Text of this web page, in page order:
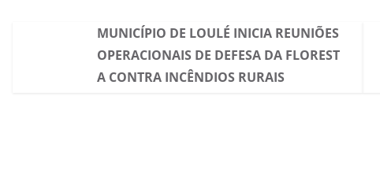
MUNICÍPIO DE LOULÉ INICIA REUNIÕES
OPERACIONAIS DE DEFESA DA FLOREST
A CONTRA INCÊNDIOS RURAIS